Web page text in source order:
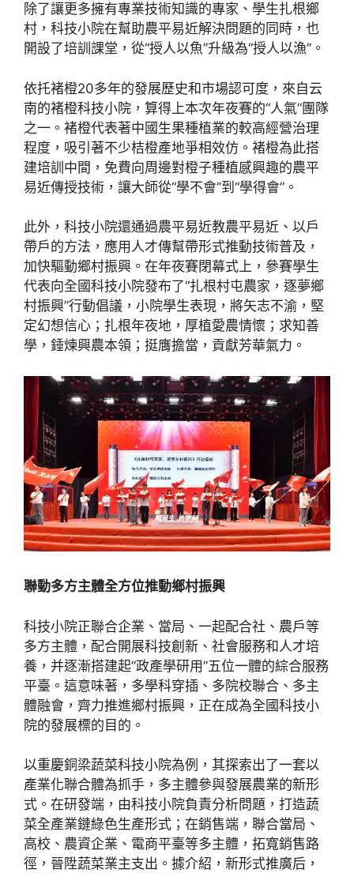
除了讓更多擁有專業技術知識的專家、學生扎根鄉
村，科技小院在幫助農平易近解決問題的同時，也
開設了培訓課堂，從“授人以魚”升級為“授人以漁”。
依托褚橙20多年的發展歷史和市場認可度，來自云
南的褚橙科技小院，算得上本次年夜賽的“人氣”團隊
之一。褚橙代表著中國生果種植業的較高經營治理
程度，吸引著不少桔橙產地爭相效仿。褚橙為此搭
建培訓中間，免費向周邊對橙子種植感興趣的農平
易近傳授技術，讓大師從“學不會”到“學得會”。
此外，科技小院還通過農平易近教農平易近、以戶
帶戶的方法，應用人才傳幫帶形式推動技術普及，
加快驅動鄉村振興。在年夜賽閉幕式上，參賽學生
代表向全國科技小院發布了“扎根村屯農家，逐夢鄉
村振興”行動倡議，小院學生表現，將矢志不渝，堅
定幻想信心；扎根年夜地，厚植愛農情懷；求知善
學，錘煉興農本領；挺膺擔當，貢獻芳華氣力。
聯動多方主體全方位推動鄉村振興
科技小院正聯合企業、當局、一起配合社、農戶等
多方主體，配合開展科技創新、社會服務和人才培
養，并逐漸搭建起“政產學研用”五位一體的綜合服務
平臺。這意味著，多學科穿插、多院校聯合、多主
體融會，齊力推進鄉村振興，正在成為全國科技小
院的發展標的目的。
以重慶銅梁蔬菜科技小院為例，其探索出了一套以
產業化聯合體為抓手，多主體參與發展農業的新形
式。在研發端，由科技小院負責分析問題，打造蔬
菜全產業鏈綠色生產形式；在銷售端，聯合當局、
高校、農資企業、電商平臺等多主體，拓寬銷售路
徑，晉陞蔬菜業主支出。據介紹，新形式推廣后，